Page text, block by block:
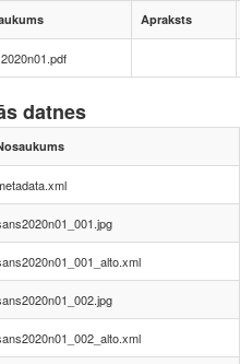
Apraksts
datnes